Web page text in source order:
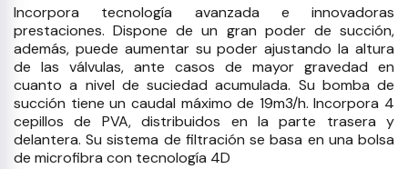
Incorpora tecnología avanzada e innovadoras
prestaciones. Dispone de un gran poder de succión,
además, puede aumentar su poder ajustando la altura
de las válvulas, ante casos de mayor gravedad en
cuanto a nivel de suciedad acumulada. Su bomba de
succión tiene un caudal máximo de 19m3/h. Incorpora 4
cepillos de PVA, distribuidos en la parte trasera y
delantera. Su sistema de filtración se basa en una bolsa
de microfibra con tecnología 4D